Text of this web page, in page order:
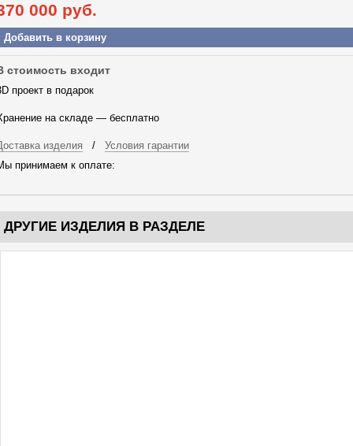
000 руб.
Добавить в корзину
стоимость входит
проект в подарок
на складе — бесплатно
изделия / Условия гарантии
принимаем к оплате:
ДРУГИЕ ИЗДЕЛИЯ В РАЗДЕЛЕ